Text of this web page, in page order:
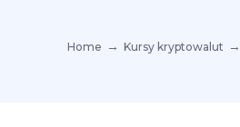
Home Kursy kryptowalut